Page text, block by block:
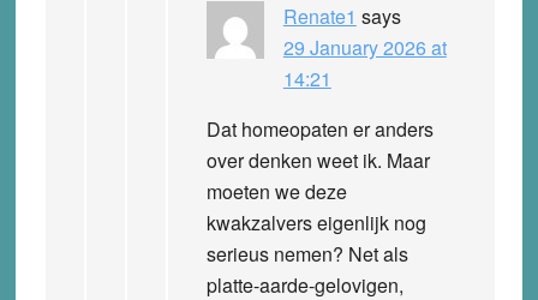
Renate1 says
29 January 2026 at
14:21
Dat homeopaten er anders
over denken weet ik. Maar
moeten we deze
kwakzalvers eigenlijk nog
serieus nemen? Net als
platte-aarde-gelovigen,